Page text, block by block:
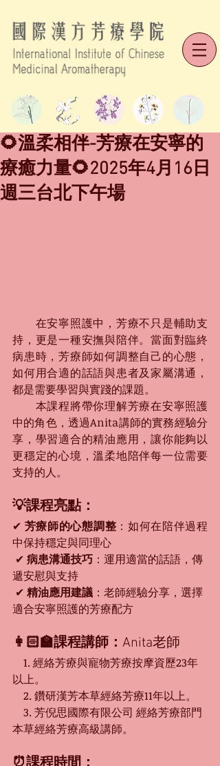
🌻溫柔相伴-芳療在安寧的
療癒力量🌻2025年4月16日
週三台北下午場
在安寧照護中，芳療不只是輔助支
持，更是一種安撫與陪伴。當面對臨終
病患時，芳療師如何調整自己的心態，
如何用合適的話語與患者及家屬溝通，
都是需要學習與實踐的課題。
本課程將帶你理解芳療在安寧照護
中的角色，透過Anita講師的實務經驗分
享，學習適合的精油應用，讓你能夠以
更穩定的心境，溫柔地陪伴每一位需要
支持的人。
💡課程亮點：
✔ 芳療師的心態調整 ：如何在陪伴過程
中保持穩定與同理心
✔ 病患溝通技巧 ：運用適當的話語，傳
遞安慰與支持
✔ 精油應用建議 ：老師經驗分享，選擇
適合安寧照護的芳療配方
👩🏻‍🏫課程講師： Anita老師
1. 經絡芳療與寵物芳療按摩資歷23年
以上。
2. 鑽研漢芳本草經絡芳療11年以上。
3. 芳倪思國際有限公司 經絡芳療部門
本草經絡芳療高級講師。